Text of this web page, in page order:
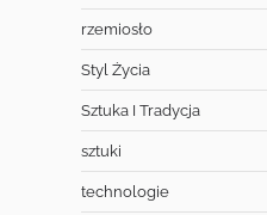
rzemiosło
Styl Życia
Sztuka I Tradycja
sztuki
technologie